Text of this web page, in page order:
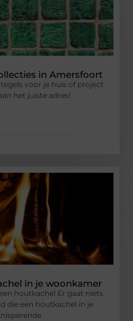
in Amersfoort
voor je huis of project
het juiste adres!
in je woonkamer
houtkachel Er gaat niets
die een houtkachel in je